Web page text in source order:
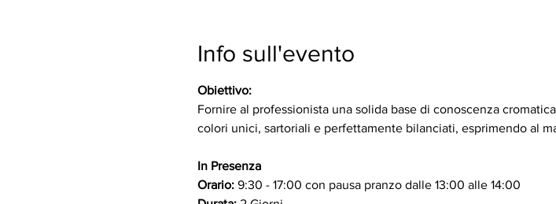
Info sull'evento
Obiettivo:
Fornire al professionista una solida base di conoscenza
colori unici, sartoriali e perfettamente bilanciati, esprimendo al
In Presenza
Orario: 9:30 - 17:00 con pausa pranzo dalle 13:00 alle 14:00